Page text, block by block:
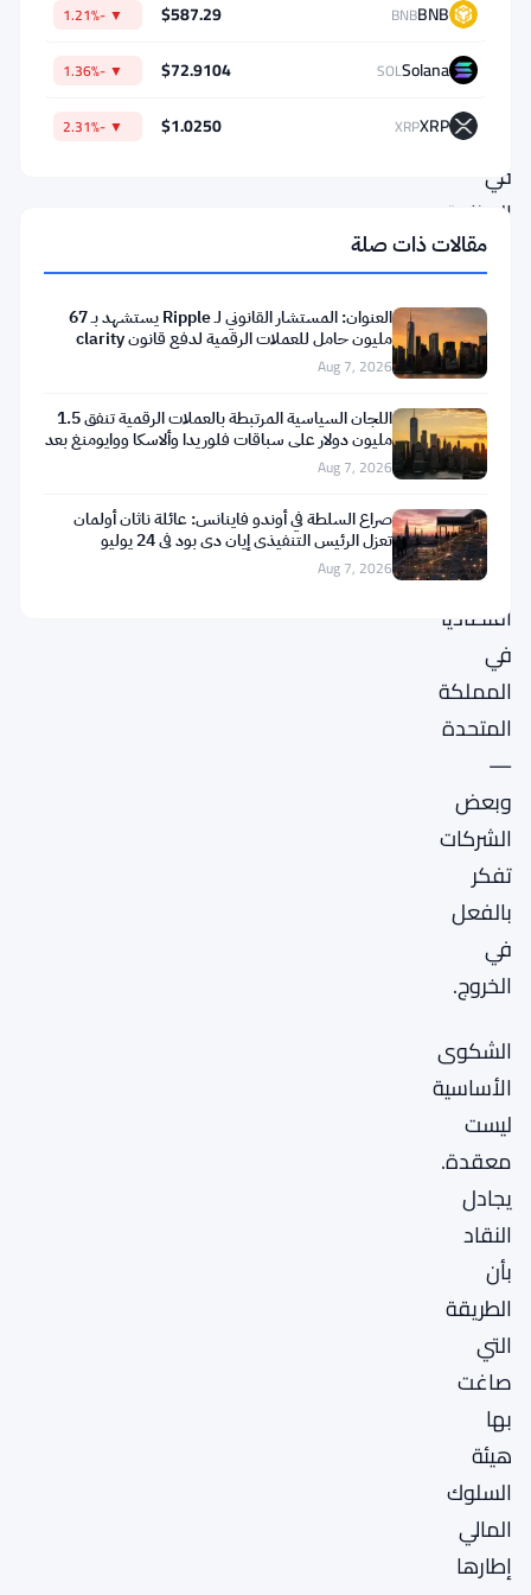
المالي
انتقادات.
يقول
المطلعون
في
الصناعة
القواعد
المقترحة
خدمات
الرهان
غير
قابلة
للتطبيق
اقتصاديًا
في
المملكة
المتحدة
—
وبعض
الشركات
تفكر
بالفعل
في
الخروج.
الشكوى
الأساسية
ليست
معقدة.
يجادل
النقاد
بأن
الطريقة
التي
صاغت
بها
هيئة
السلوك
المالي
إطارها
BNB
BNB
$587.29
▼ -1.21%
Solana
SOL
$72.9104
▼ -1.36%
XRP
XRP
$1.0250
▼ -2.31%
مقالات ذات صلة
العنوان: المستشار القانوني لـ Ripple يستشهد بـ 67
مليون حامل للعملات الرقمية لدفع قانون clarity
Aug 7, 2026
اللجان السياسية المرتبطة بالعملات الرقمية تنفق 1.5
مليون دولار على سباقات فلوريدا وألاسكا ووايومنغ بعد
تعثر
Aug 7, 2026
صراع السلطة في أوندو فاينانس: عائلة ناثان أولمان
تعزل الرئيس التنفيذي إيان دي بود في 24 يوليو
Aug 7, 2026